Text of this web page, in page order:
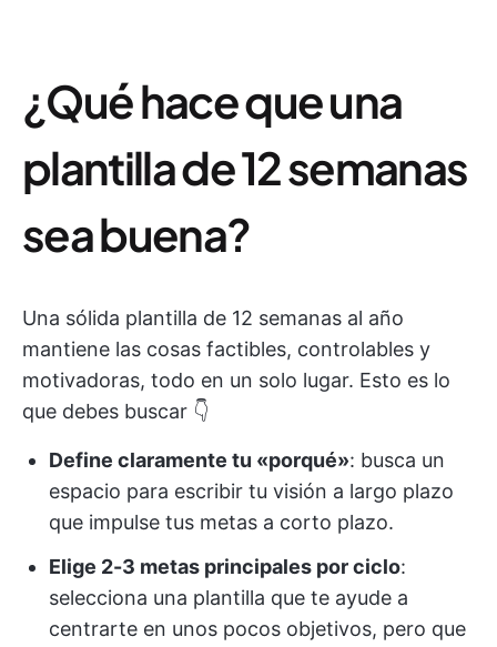
¿Qué hace que una
plantilla de 12 semanas
sea buena?
Una sólida plantilla de 12 semanas al año
mantiene las cosas factibles, controlables y
motivadoras, todo en un solo lugar. Esto es lo
que debes buscar 👇
Define claramente tu «porqué»: busca un
espacio para escribir tu visión a largo plazo
que impulse tus metas a corto plazo.
Elige 2-3 metas principales por ciclo:
selecciona una plantilla que te ayude a
centrarte en unos pocos objetivos, pero que